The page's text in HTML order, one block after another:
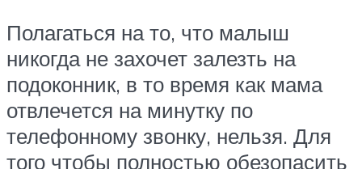
Полагаться на то, что малыш
никогда не захочет залезть на
подоконник, в то время как мама
отвлечется на минутку по
телефонному звонку, нельзя. Для
того чтобы полностью обезопасить